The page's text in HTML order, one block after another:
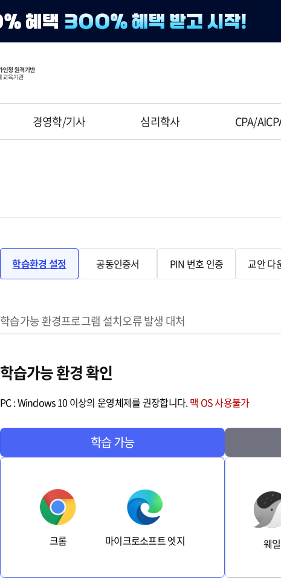
경영학/기사 심리학사 CPA/
학습환경 설정 공동인증서 PIN 번호 인증 교안 다
학습환경 설정
학습가능 환경프로그램 설치오류 발생 대처
학습가능 환경 확인
PC : Windows 10 이상의 운영체제를 권장합니다.맥 OS 사용불가
학습 가능
크롬 마이크로소프트 엣지 웨일